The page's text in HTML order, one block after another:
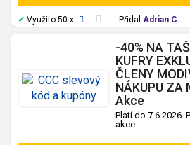
✓ Využito 50 x Přidal Adrian C.
-40% NA
KUFRY
ČLENY
NÁKUPU ZA
Akce
Platí do 7.6.2026.
akce.